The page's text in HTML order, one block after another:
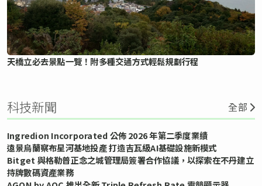
天橋立必去景點一覽！附多種交通方式輕鬆規劃行程
科技新聞 全部
Ingredion Incorporated 公佈 2026 年第二季度業績
遠景烏蘭察布星河基地投產 打造吉瓦級AI基礎設施新模式
Bitget 與格勒普正念之城管理局簽署合作協議，以探索在不丹建立
持牌數碼資產業務